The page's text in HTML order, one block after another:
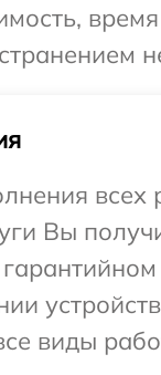
всех
Вы
виды